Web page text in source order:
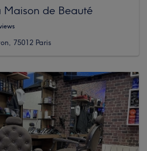
de Beauté
75012 Paris